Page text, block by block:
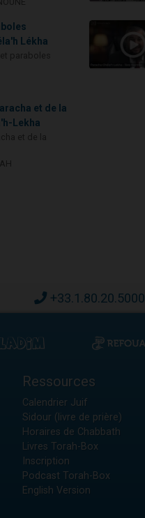
Lékha
et de la
Lekha
+33.1.80.20.5000
Ressources
Calendrier Juif
Sidour (livre de prière)
Horaires de Chabbath
Livres Torah-Box
Inscription
Podcast Torah-Box
English Version